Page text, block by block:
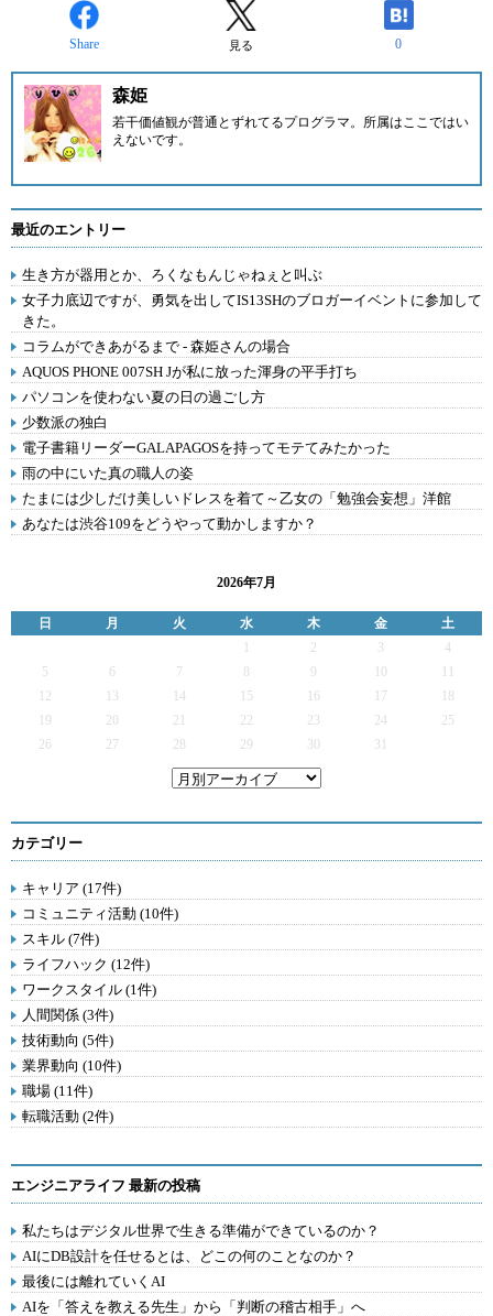
Share 見る 0
森姫
若干価値観が普通とずれてるプログラマ。所属はここではい
えないです。
最近のエントリー
生き方が器用とか、ろくなもんじゃねぇと叫ぶ
女子力底辺ですが、勇気を出してIS13SHのブロガーイベントに参加して
きた。
コラムができあがるまで - 森姫さんの場合
AQUOS PHONE 007SH Jが私に放った渾身の平手打ち
パソコンを使わない夏の日の過ごし方
少数派の独白
電子書籍リーダーGALAPAGOSを持ってモテてみたかった
雨の中にいた真の職人の姿
たまには少しだけ美しいドレスを着て～乙女の「勉強会妄想」洋館
あなたは渋谷109をどうやって動かしますか？
2026年7月
日 月 火 水 木 金
土
2 3
4
5
6 7 9
12
13 14 15 16 17
19
20 21 22 23 24
25
26
27 28 29 30 31
カテゴリー
キャリア (17件)
コミュニティ活動 (10件)
スキル (7件)
ライフハック (12件)
ワークスタイル (1件)
人間関係 (3件)
技術動向 (5件)
業界動向 (10件)
職場 (11件)
転職活動 (2件)
エンジニアライフ 最新の投稿
私たちはデジタル世界で生きる準備ができているのか？
AIにDB設計を任せるとは、どこの何のことなのか？
最後には離れていくAI
AIを「答えを教える先生」から「判断の稽古相手」へ